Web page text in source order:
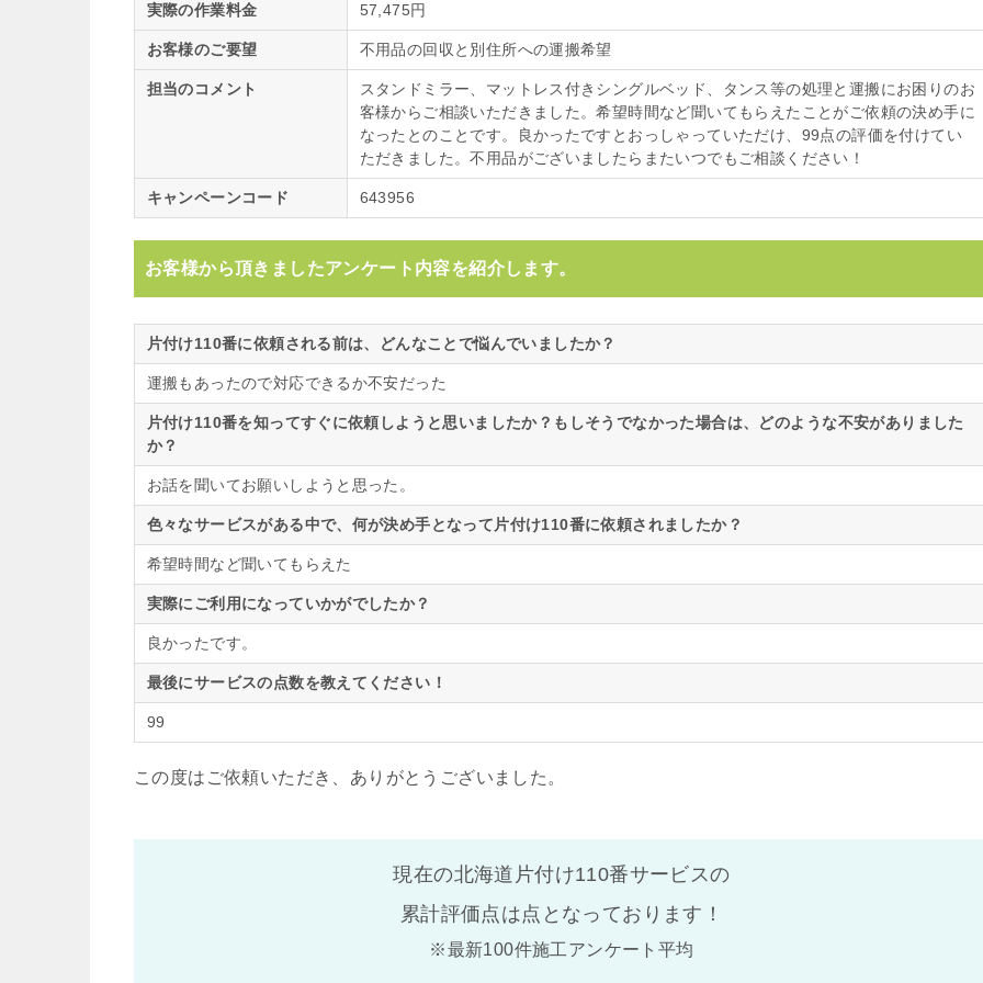
実際の作業料金 57,475円
お客様のご要望 不用品の回収と別住所への運搬希望
担当のコメント
スタンドミラー、マットレス付きシングルベッド、タンス等の処理と運搬にお困りのお
客様からご相談いただきました。希望時間など聞いてもらえたことがご依頼の決め手に
なったとのことです。良かったですとおっしゃっていただけ、99点の評価を付けてい
ただきました。不用品がございましたらまたいつでもご相談ください！
キャンペーンコード 643956
お客様から頂きましたアンケート内容を紹介します。
片付け110番に依頼される前は、どんなことで悩んでいましたか？
運搬もあったので対応できるか不安だった
片付け110番を知ってすぐに依頼しようと思いましたか？もしそうでなかった場合は、どのような不安がありました
か？
お話を聞いてお願いしようと思った。
色々なサービスがある中で、何が決め手となって片付け110番に依頼されましたか？
希望時間など聞いてもらえた
実際にご利用になっていかがでしたか？
良かったです。
最後にサービスの点数を教えてください！
99
この度はご依頼いただき、ありがとうございました。
現在の北海道片付け110番サービスの
累計評価点は点となっております！
※最新100件施工アンケート平均